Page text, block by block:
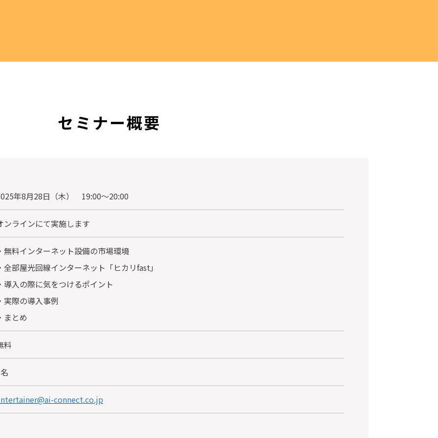
セミナー概要
年8月28日（木） 19:00〜20:00
ンラインにて実施します
無料インターネット設備の市場環境
全部屋光回線インターネット「ヒカリfast」
導入の際に気をつけるポイント
実際の導入事例
まとめ
料
ai-connect.co.jp